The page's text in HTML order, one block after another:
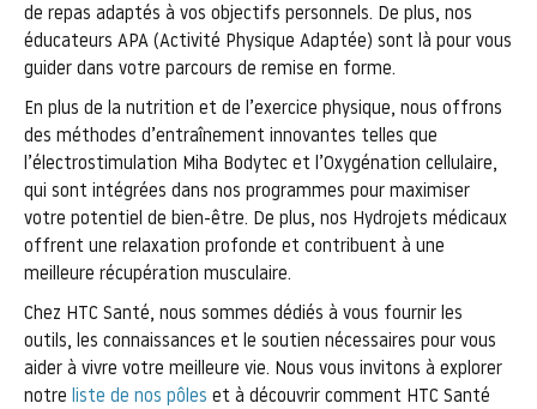
de repas adaptés à vos objectifs personnels. De plus, nos
éducateurs APA (Activité Physique Adaptée) sont là pour vous
guider dans votre parcours de remise en forme.
En plus de la nutrition et de l’exercice physique, nous offrons
des méthodes d’entraînement innovantes telles que
l’électrostimulation Miha Bodytec et l’Oxygénation cellulaire,
qui sont intégrées dans nos programmes pour maximiser
votre potentiel de bien-être. De plus, nos Hydrojets médicaux
offrent une relaxation profonde et contribuent à une
meilleure récupération musculaire.
Chez HTC Santé, nous sommes dédiés à vous fournir les
outils, les connaissances et le soutien nécessaires pour vous
aider à vivre votre meilleure vie. Nous vous invitons à explorer
notre liste de nos pôles et à découvrir comment HTC Santé